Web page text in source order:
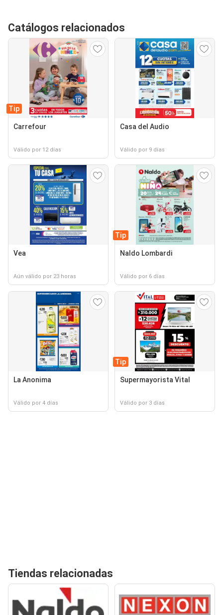
Catálogos relacionados
Tip
Carrefour
Válido por 12 días
Casa del Audio
Válido por 9 días
Vea
Aún válido por 23 horas
Tip
Naldo Lombardi
Válido por 6 días
La Anonima
Válido por 4 días
Tip
Supermayorista Vital
Válido por 3 días
Tiendas relacionadas